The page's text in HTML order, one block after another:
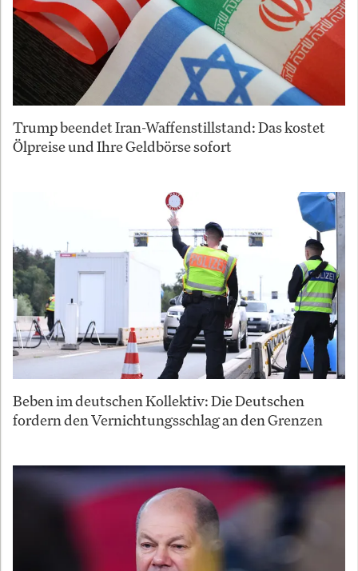
Trump beendet Iran-Waffenstillstand: Das kostet
Ölpreise und Ihre Geldbörse sofort
Beben im deutschen Kollektiv: Die Deutschen
fordern den Vernichtungsschlag an den Grenzen